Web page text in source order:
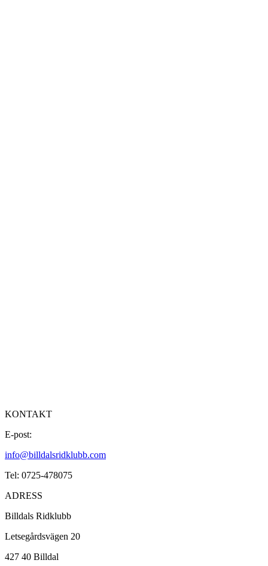
KONTAKT
E-post:
info@billdalsridklubb.com
Tel: 0725-478075
ADRESS
Billdals Ridklubb
Letsegårdsvägen 20
427 40 Billdal